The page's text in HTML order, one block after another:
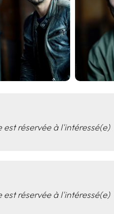
est réservée à l'intéressé(e)
est réservée à l'intéressé(e)